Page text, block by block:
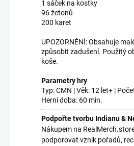
1 sáček na kostky
96 žetonů
200 karet
UPOZORNĚNÍ: Obsahuje
způsobit zadušení. Použitý
koše.
Parametry hry
Typ: CMN | Věk: 12 let+ |
Herní doba: 60 min.
Podpořte tvorbu Indianu &
Nákupem na
podporovat vznik pořadů,